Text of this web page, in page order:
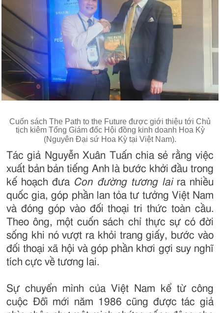
Cuốn sách The Path to the Future được giới thiệu tới Chủ
tịch kiêm Tổng Giám đốc Hội đồng kinh doanh Hoa Kỳ
(Nguyên Đại sứ Hoa Kỳ tại Việt Nam).
Tác giả Nguyễn Xuân Tuấn chia sẻ rằng việc
xuất bản bản tiếng Anh là bước khởi đầu trong
kế hoạch đưa Con đường tương laira nhiều
quốc gia, góp phần lan tỏa tư tưởng Việt Nam
và đóng góp vào đối thoại tri thức toàn cầu.
Theo ông, một cuốn sách chỉ thực sự có đời
sống khi nó vượt ra khỏi trang giấy, bước vào
đối thoại xã hội và góp phần khơi gợi suy nghĩ
tích cực về tương lai.
Sự chuyển mình của Việt Nam kể từ công
cuộc Đổi mới năm 1986 cũng được tác giả